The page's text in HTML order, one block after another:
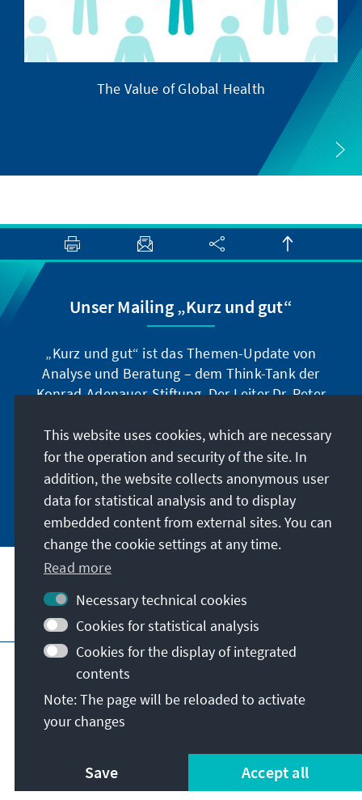
The Value of Global Health
Unser Mailing „Kurz und gut“
„Kurz und gut“ ist das Themen-Update von
Analyse und Beratung – dem Think-Tank der
Konrad-Adenauer-Stiftung. Der Leiter Dr. Peter
Abständen in aller Kürze über Themen, die wir
für unsere nahe Zukunft für wichtig halten.
Jetzt abonnieren
Visit also
Imprint Data protection
Terms of use
Declaration on accessibility
Report an accessibility issue
© Konrad-Adenauer-Stiftung e.V. 2026
This website uses cookies, which are necessary
for the operation and security of the site. In
addition, the website collects anonymous user
data for statistical analysis and to display
embedded content from external sites. You can
change the cookie settings at any time.
Read more
Necessary technical cookies
Cookies for statistical analysis
Cookies for the display of integrated
contents
Note: The page will be reloaded to activate
your changes
Save Accept all